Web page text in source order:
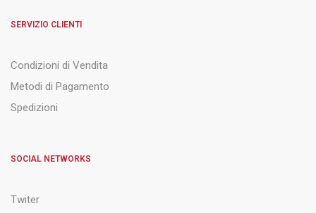
SERVIZIO CLIENTI
Condizioni di Vendita
Metodi di Pagamento
Spedizioni
SOCIAL NETWORKS
Twiter